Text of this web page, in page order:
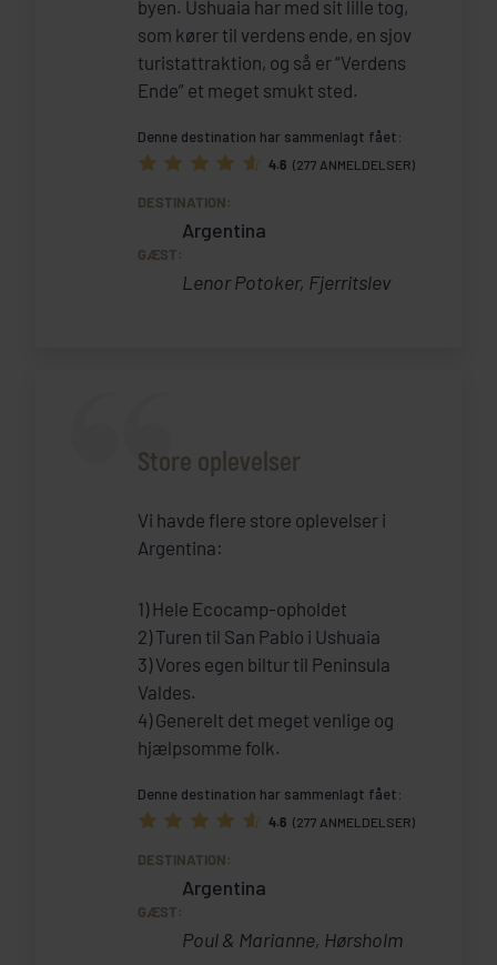
byen. Ushuaia har med sit lille tog,
som kører til verdens ende, en sjov
turistattraktion, og så er “Verdens
Ende” et meget smukt sted.
Denne destination har sammenlagt fået:
4.6 (277 ANMELDELSER)
DESTINATION:
Argentina
GÆST:
Lenor Potoker, Fjerritslev
Store oplevelser
Vi havde flere store oplevelser i
Argentina:
1) Hele Ecocamp-opholdet
2) Turen til San Pablo i Ushuaia
3) Vores egen biltur til Peninsula
Valdes.
4) Generelt det meget venlige og
hjælpsomme folk.
Denne destination har sammenlagt fået:
4.6 (277 ANMELDELSER)
DESTINATION:
Argentina
GÆST:
Poul & Marianne, Hørsholm